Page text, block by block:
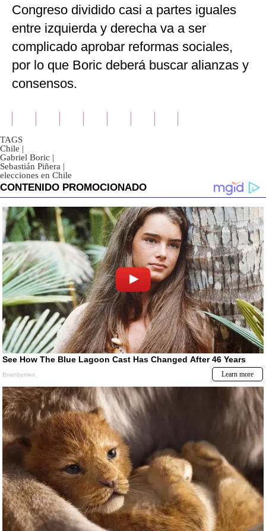
Congreso dividido casi a partes iguales
entre izquierda y derecha va a ser
complicado aprobar reformas sociales,
por lo que Boric deberá buscar alianzas y
consensos.
TAGS
Chile |
Gabriel Boric |
Sebastián Piñera |
elecciones en Chile